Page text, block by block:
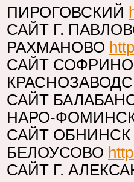
ПИРОГОВСКИЙ
САЙТ Г.
РАХМАНОВО
САЙТ
САЙТ
НАРО-
САЙТ
БЕЛОУСОВО
САЙТ Г.